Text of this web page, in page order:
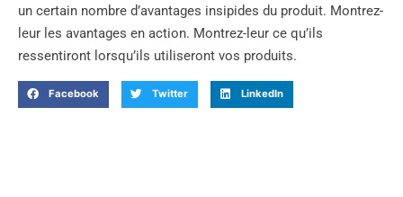
un certain nombre d’avantages insipides du produit. Montrez-
leur les avantages en action. Montrez-leur ce qu’ils
ressentiront lorsqu’ils utiliseront vos produits.
Facebook Twitter LinkedIn